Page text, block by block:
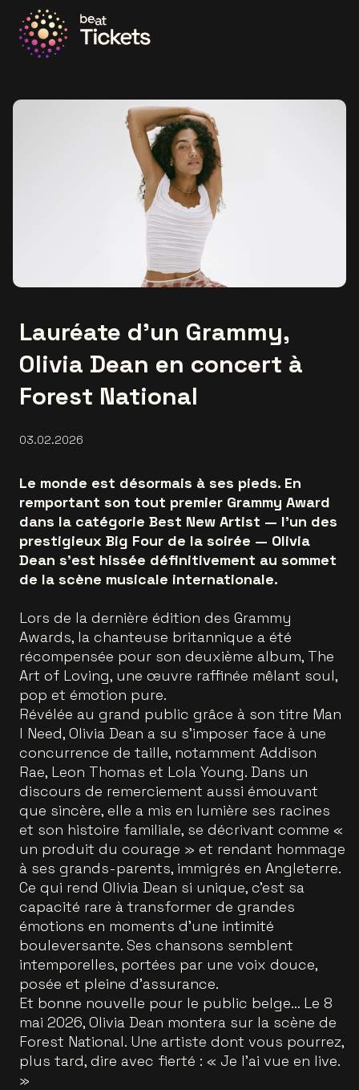
Lauréate d’un Grammy,
Olivia Dean en concert à
Forest National
03.02.2026
Le monde est désormais à ses pieds. En
remportant son tout premier Grammy Award
dans la catégorie Best New Artist — l’un des
prestigieux Big Four de la soirée — Olivia
Dean s’est hissée définitivement au sommet
de la scène musicale internationale.
Lors de la dernière édition des Grammy
Awards, la chanteuse britannique a été
récompensée pour son deuxième album, The
Art of Loving, une œuvre raffinée mêlant soul,
pop et émotion pure.
Révélée au grand public grâce à son titre Man
I Need, Olivia Dean a su s’imposer face à une
concurrence de taille, notamment Addison
Rae, Leon Thomas et Lola Young. Dans un
discours de remerciement aussi émouvant
que sincère, elle a mis en lumière ses racines
et son histoire familiale, se décrivant comme «
un produit du courage » et rendant hommage
à ses grands-parents, immigrés en Angleterre.
Ce qui rend Olivia Dean si unique, c’est sa
capacité rare à transformer de grandes
émotions en moments d’une intimité
bouleversante. Ses chansons semblent
intemporelles, portées par une voix douce,
posée et pleine d’assurance.
Et bonne nouvelle pour le public belge… Le 8
mai 2026, Olivia Dean montera sur la scène de
Forest National. Une artiste dont vous pourrez,
plus tard, dire avec fierté : « Je l’ai vue en live.
»